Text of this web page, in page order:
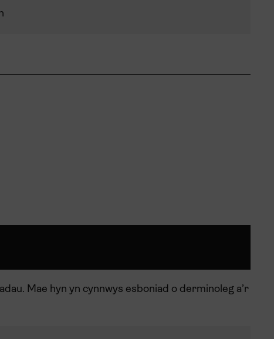
Mae hyn yn cynnwys esboniad o derminoleg a’r